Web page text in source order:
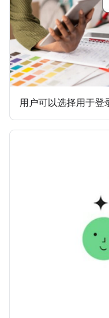
用户可以选择用于登